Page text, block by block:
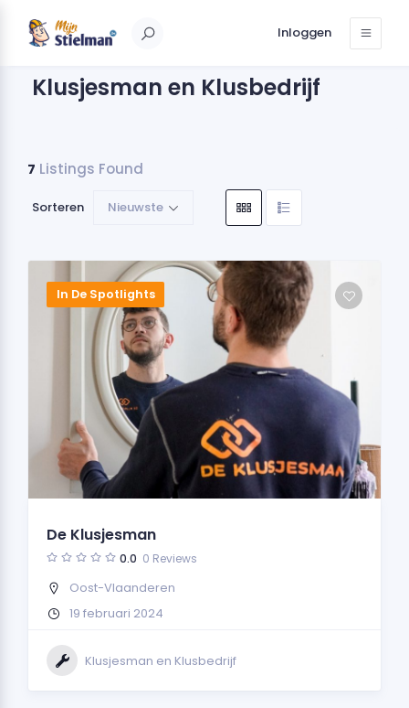
Inloggen
Klusjesman en Klusbedrijf
7 Listings Found
Sorteren Nieuwste
In De Spotlights
De Klusjesman
0.0 0 Reviews
Oost-Vlaanderen
19 februari 2024
Klusjesman en Klusbedrijf